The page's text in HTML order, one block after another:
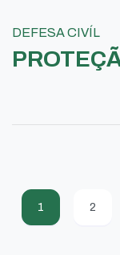
DEFESA CIVÍL
1 2